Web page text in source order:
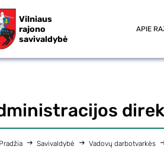
Vilniaus
rajono
savivaldybė
APIE
Pradžia Savivaldybė Vadovų darbotvarkės